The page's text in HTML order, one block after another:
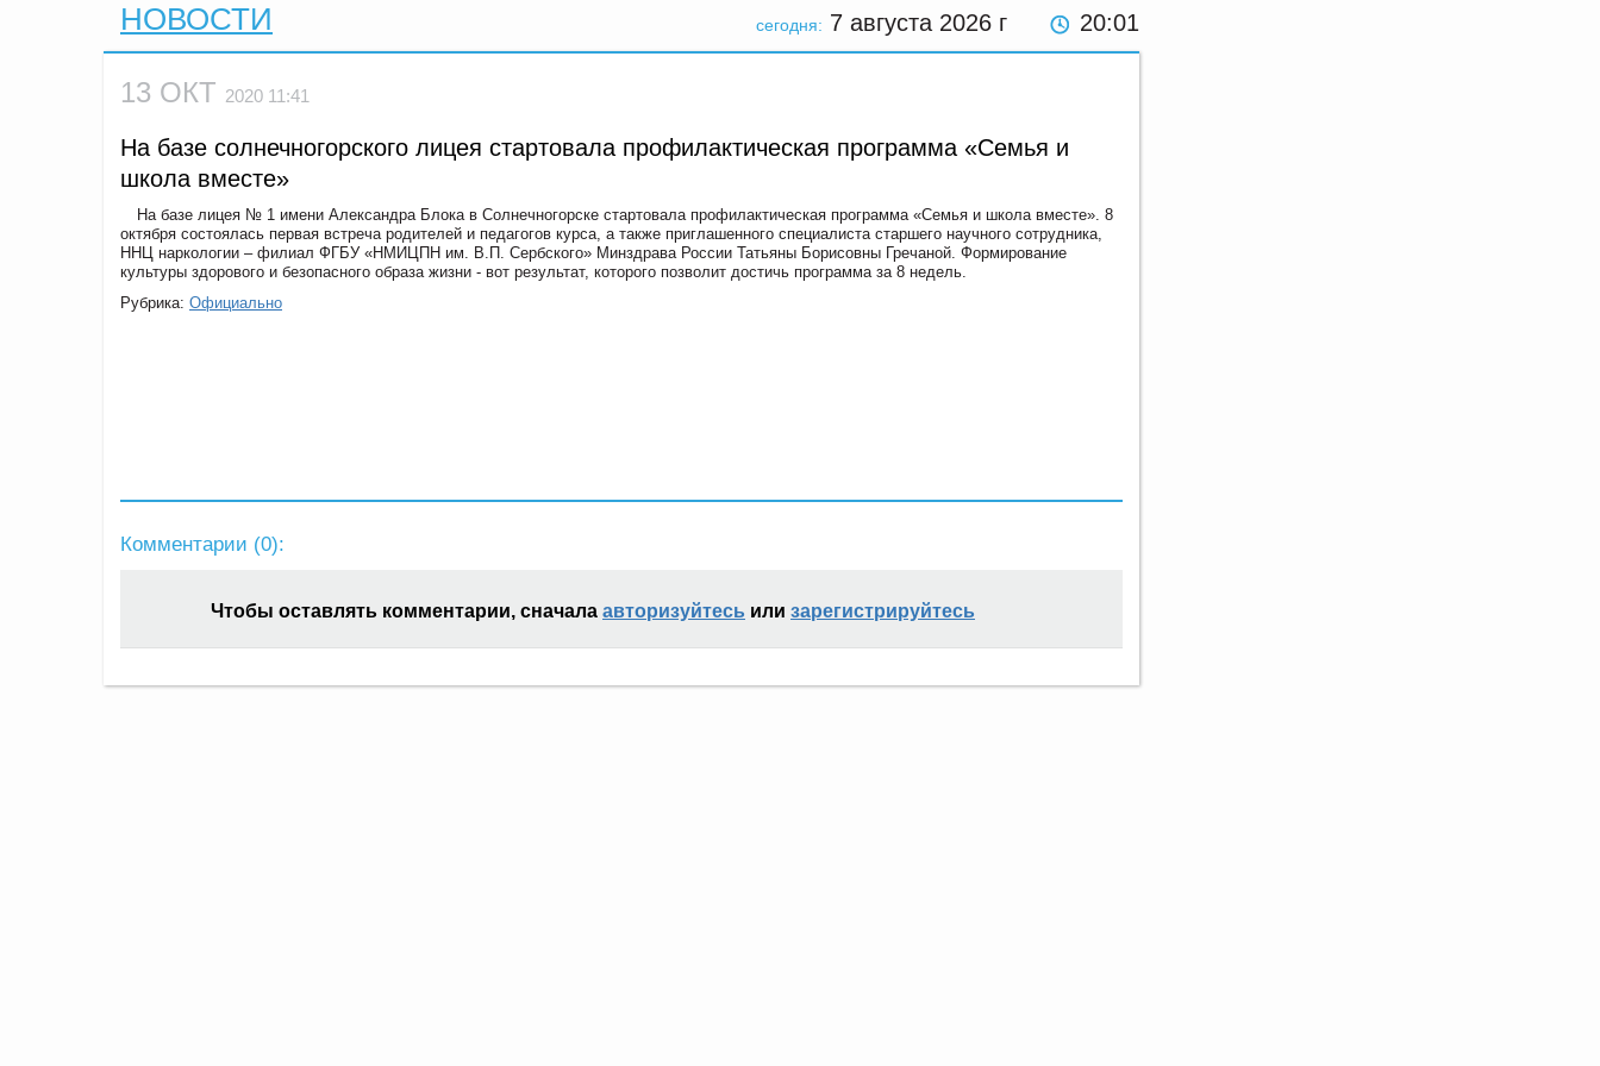
сегодня: 7 августа 2026 г 20:01
НОВОСТИ
13 ОКТ 2020 11:41
На базе солнечногорского лицея стартовала профилактическая программа «Семья и
школа вместе»
На базе лицея № 1 имени Александра Блока в Солнечногорске стартовала профилактическая программа «Семья и школа вместе». 8
октября состоялась первая встреча родителей и педагогов курса, а также приглашенного специалиста старшего научного сотрудника,
ННЦ наркологии – филиал ФГБУ «НМИЦПН им. В.П. Сербского» Минздрава России Татьяны Борисовны Гречаной. Формирование
культуры здорового и безопасного образа жизни - вот результат, которого позволит достичь программа за 8 недель.
Рубрика: Официально
Комментарии (0):
Чтобы оставлять комментарии, сначала авторизуйтесь или зарегистрируйтесь